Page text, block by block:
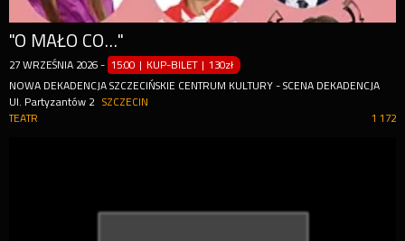
"O MAŁO CO..."
27 WRZEŚNIA 2026 - 15:00 | KUP-BILET |130zł
NOWA DEKADENCJA SZCZECIŃSKIE CENTRUM KULTURY - SCENA DEKADENCJA
Ul. Partyzantów 2
SZCZECIN
1 172
TEATR